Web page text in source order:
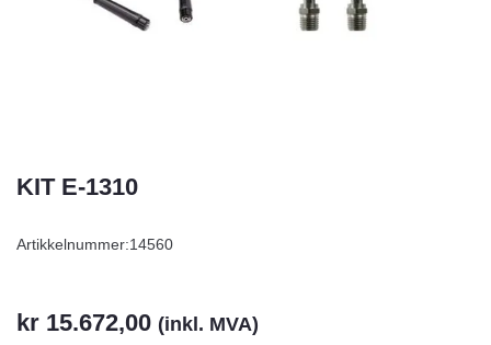
KIT E-1310
Artikkelnummer:14560
kr 15.672,00 (inkl. MVA)